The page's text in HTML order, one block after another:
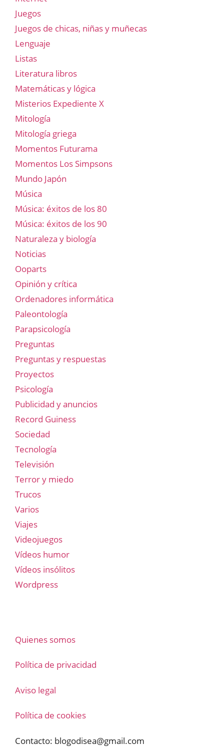
Juegos
Juegos de chicas, niñas y muñecas
Lenguaje
Listas
Literatura libros
Matemáticas y lógica
Misterios Expediente X
Mitología
Mitología griega
Momentos Futurama
Momentos Los Simpsons
Mundo Japón
Música
Música: éxitos de los 80
Música: éxitos de los 90
Naturaleza y biología
Noticias
Ooparts
Opinión y crítica
Ordenadores informática
Paleontología
Parapsicología
Preguntas
Preguntas y respuestas
Proyectos
Psicología
Publicidad y anuncios
Record Guiness
Sociedad
Tecnología
Televisión
Terror y miedo
Trucos
Varios
Viajes
Videojuegos
Vídeos humor
Vídeos insólitos
Wordpress
Quienes somos
Política de privacidad
Aviso legal
Política de cookies
Contacto: blogodisea@gmail.com